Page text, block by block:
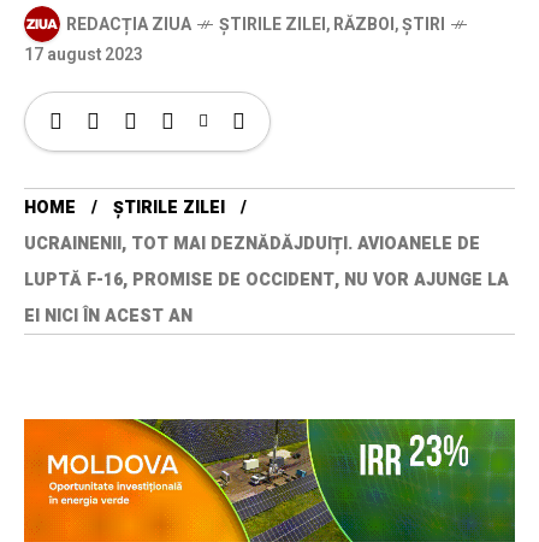
REDACȚIA ZIUA ȘTIRILE ZILEI,RĂZBOI,ȘTIRI
17 august 2023
HOME
ȘTIRILE ZILEI
UCRAINENII, TOT MAI DEZNĂDĂJDUIȚI. AVIOANELE DE
LUPTĂ F-16, PROMISE DE OCCIDENT, NU VOR AJUNGE LA
EI NICI ÎN ACEST AN